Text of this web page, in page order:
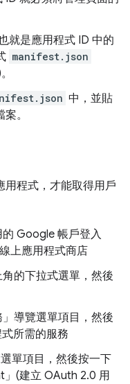
就是應用程式 ID 中的
manifest.json
中，並貼
。
程式，才能取得用戶
Google 帳戶登入
上應用程式商店
的下拉式選單，然後
導覽選單項目，然後
所需的服務
單項目，然後按一下
」(建立 OAuth 2.0 用